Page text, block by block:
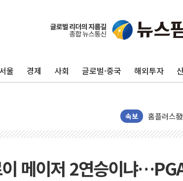
울 경제 사회 글로벌·중국 해외투자
속보
정재헌
최태원,
인천시 광
병무청, 보
윤준병·이
'호우·산
풀무원재
현대그린
메이저 2연승이냐